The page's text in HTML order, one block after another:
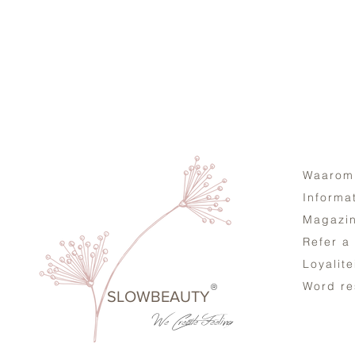
SLOWBEAUTY
We CreateFeeling
®
Refer a
Word